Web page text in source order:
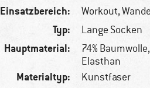
Einsatzbereich: Workout,
Typ: Lange Socken
Hauptmaterial:
74%
Elasthan
Materialtyp: Kunstfaser